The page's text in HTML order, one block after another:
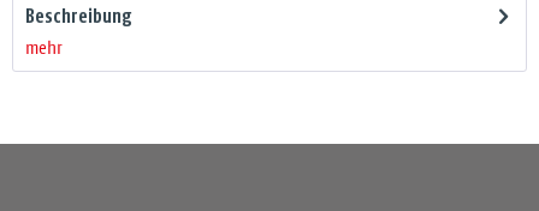
Beschreibung
mehr